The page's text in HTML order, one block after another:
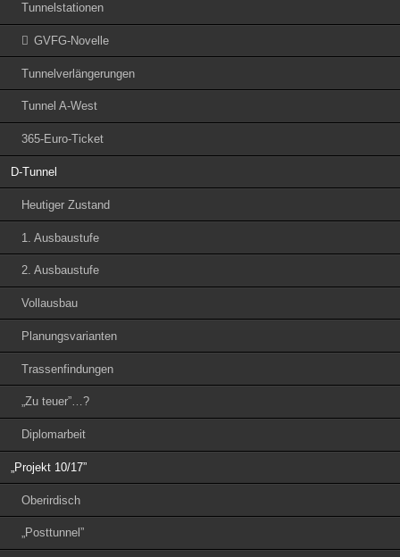
Tunnelstationen
GVFG-Novelle
Tunnelverlängerungen
Tunnel A-West
365-Euro-Ticket
D-Tunnel
Heutiger Zustand
1. Ausbaustufe
2. Ausbaustufe
Vollausbau
Planungsvarianten
Trassenfindungen
„Zu teuer”…?
Diplomarbeit
„Projekt 10/17”
Oberirdisch
„Posttunnel”